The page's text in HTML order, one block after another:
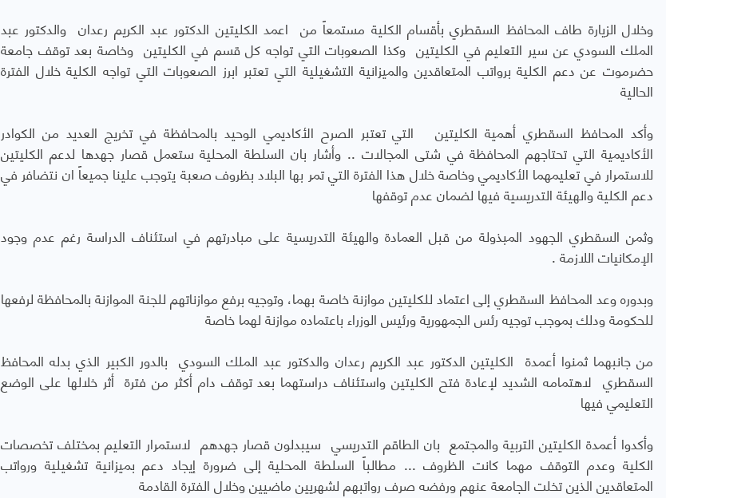
وخلال الزيارة طاف المحافظ السقطري بأقسام الكلية مستمعاً من اعمد الكليتين الدكتور عبد الكريم رعدان والدكتور عبد
الملك السودي عن سير التعليم في الكليتين وكذا الصعوبات التي تواجه كل قسم في الكليتين وخاصة بعد توقف جامعة
حضرموت عن دعم الكلية برواتب المتعاقدين والميزانية التشغيلية التي تعتبر ابرز الصعوبات التي تواجه الكلية خلال الفترة
الحالية
وأكد المحافظ السقطري أهمية الكليتين التي تعتبر الصرح الأكاديمي الوحيد بالمحافظة في تخريج العديد من الكوادر
الأكاديمية التي تحتاجهم المحافظة في شتى المجالات .. وأشار بان السلطة المحلية ستعمل قصار جهدها لدعم الكليتين
للاستمرار في تعليمهما الأكاديمي وخاصة خلال هذا الفترة التي تمر بها البلاد بظروف صعبة يتوجب علينا جميعاً ان نتضافر في
دعم الكلية والهيئة التدريسية فيها لضمان عدم توقفها
وثمن السقطري الجهود المبذولة من قبل العمادة والهيئة التدريسية على مبادرتهم في استئناف الدراسة رغم عدم وجود
الإمكانيات اللازمة .
وبدوره وعد المحافظ السقطري إلى اعتماد للكليتين موازنة خاصة بهما، وتوجيه برفع موازناتهم للجنة الموازنة بالمحافظة لرفعها
للحكومة ودلك بموجب توجيه رئس الجمهورية ورئيس الوزراء باعتماده موازنة لهما خاصة
من جانبهما ثمنوا أعمدة الكليتين الدكتور عبد الكريم رعدان والدكتور عبد الملك السودي بالدور الكبير الذي بدله المحافظ
السقطري لاهتمامه الشديد لإعادة فتح الكليتين واستئناف دراستهما بعد توقف دام أكثر من فترة أثر خلالها على الوضع
التعليمي فيها
وأكدوا أعمدة الكليتين التربية والمجتمع بان الطاقم التدريسي سيبدلون قصار جهدهم لاستمرار التعليم بمختلف تخصصات
الكلية وعدم التوقف مهما كانت الظروف ... مطالباً السلطة المحلية إلى ضرورة إيجاد دعم بميزانية تشغيلية ورواتب
المتعاقدين الذين تخلت الجامعة عنهم ورفضه صرف رواتبهم لشهريين ماضيين وخلال الفترة القادمة